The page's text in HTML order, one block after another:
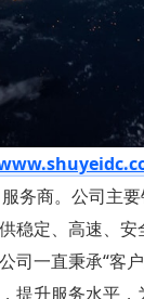
务商。公司主
稳定、高速、
司一直秉承“客
提升服务水平